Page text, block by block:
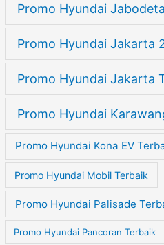
Promo Hyundai
Promo Hyundai Jakarta
Promo Hyundai Jakarta
Promo Hyundai
Promo Hyundai Kona EV
Promo Hyundai Mobil Terbaik
Promo Hyundai Palisade
Promo Hyundai Pancoran Terbaik